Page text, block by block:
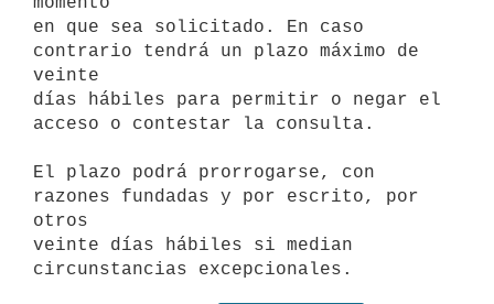
en que sea solicitado. En caso
contrario tendrá un plazo máximo de
veinte
días hábiles para permitir o negar el
acceso o contestar la consulta.
El plazo podrá prorrogarse, con
razones fundadas y por escrito, por
otros
veinte días hábiles si median